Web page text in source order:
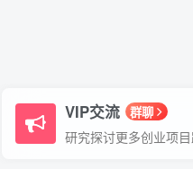
VIP交流 群聊
研究探讨更多创业项目